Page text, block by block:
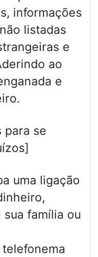
informações
listadas
e
ao
e
para se
uma ligação
família ou